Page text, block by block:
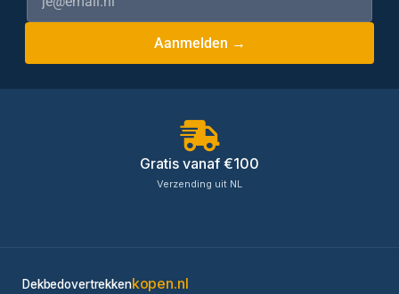
Aanmelden →
Gratis vanaf €100
Verzending uit NL
Dekbedovertrekkenkopen.nl